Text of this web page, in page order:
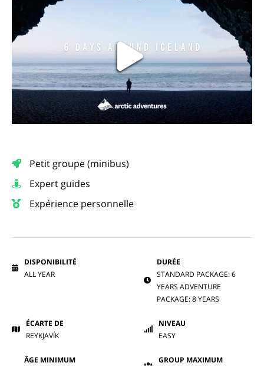
Petit groupe (minibus)
Expert guides
Expérience personnelle
DISPONIBILITÉ
ALL YEAR
DURÉE
STANDARD PACKAGE: 6
YEARS ADVENTURE
PACKAGE: 8 YEARS
ÉCARTE DE
REYKJAVÍK
NIVEAU
EASY
ÂGE MINIMUM
GROUP MAXIMUM